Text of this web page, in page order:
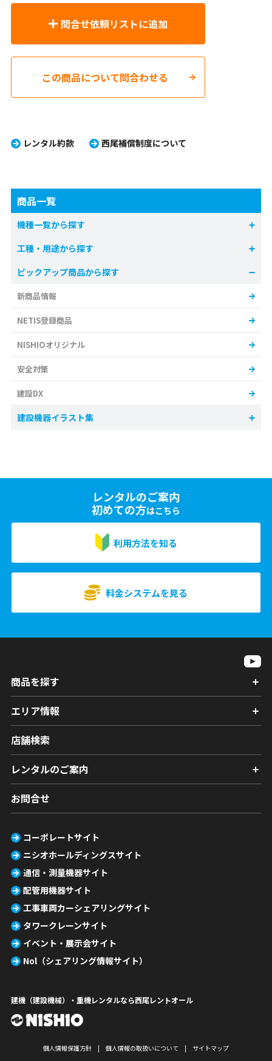
問合せ依頼リストに追加
この商品について問合わせる
レンタル約款 西尾補償制度について
商品一覧
機種一覧から探す
工種・用途から探す
ピックアップ商品から探す
新商品情報
NETIS登録商品
NISHIOオリジナル
安全対策
建設DX
建設機器イラスト集
レンタルのご案内
初めての方はこちら
利用方法を知る
料金システムを見る
商品を探す
エリア情報
店舗検索
レンタルのご案内
お問合せ
コーポレートサイト
ニシオホールディングスサイト
通信・測量機器サイト
配管用機器サイト
工事車両カーシェアリングサイト
タワークレーンサイト
イベント・展示会サイト
Nol（シェアリング情報サイト）
建機（建設機械）・重機レンタルなら西尾レントオール
個人情報保護方針 個人情報の取扱いについて サイトマップ